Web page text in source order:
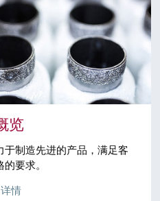
览
于制造先进的产品，满足客
要求。
情